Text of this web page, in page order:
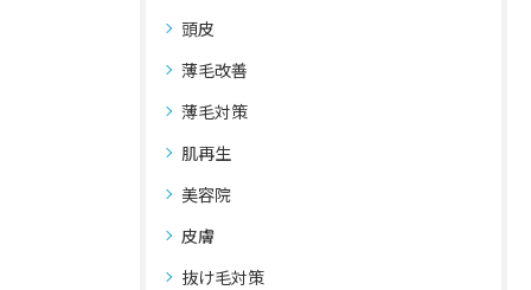
頭皮
薄毛改善
薄毛対策
肌再生
美容院
皮膚
抜け毛対策